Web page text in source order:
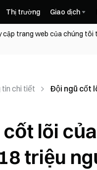
Thị trường Giao dịch
cập trang web của chúng
tin chi tiết Đội ngũ cốt
lõi
triệu